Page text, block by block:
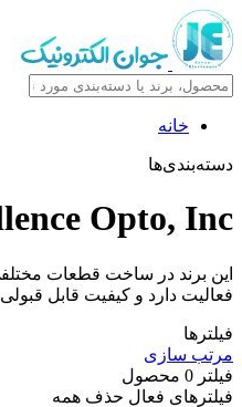
خانه
دسته‌بندی‌ها
Opto, Inc
این برند در ساخت قطعات
فعالیت دارد و کیفیت قابل قبولی
فیلترها
مرتب سازی
فیلتر 0 محصول
فیلترهای فعال حذف همه